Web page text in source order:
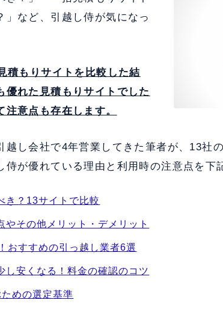
」など、引越し侍が気になっ
積もりサイトを比較した結
優れた見積もりサイトでした
意点も存在します。
越し会社で4年営業してきた筆者が、13社
侍が優れている理由と利用時の注意点を下
き？13サイトで比較
やその他メリット・デメリット
おすすめの引っ越し業者6選
し安くなる！料金の確認のコツ
めの選定基準